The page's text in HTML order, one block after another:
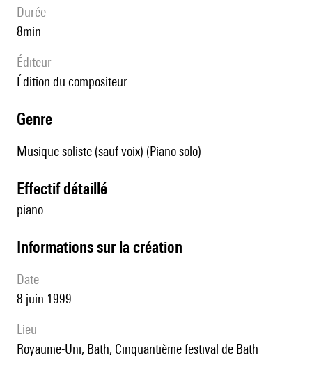
durée
8min
éditeur
édition du compositeur
genre
Musique soliste (sauf voix) (Piano solo)
effectif détaillé
piano
informations sur la création
date
8 juin 1999
lieu
Royaume-Uni, Bath, Cinquantième festival de Bath